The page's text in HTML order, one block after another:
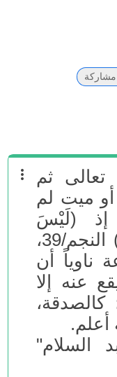
مشاركة
ثم
أو ميت لم
إذ (لَيْسَ
لِلْإِنْسَانِ إِلَّا مَا سَعَى) النجم/39،
ناوياً أن
عنه إلا
كالصدقة،
أعلم.
السلام"